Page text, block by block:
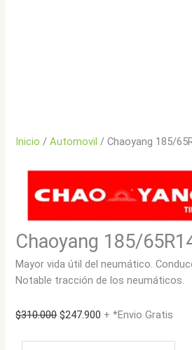
Inicio /Automovil / Chaoyang 185/
Chaoyang 185/
Mayor vida útil del neumático.
Notable tracción de los neumáticos.
$310.000El
$247.900 El
+ *Envio Gratis